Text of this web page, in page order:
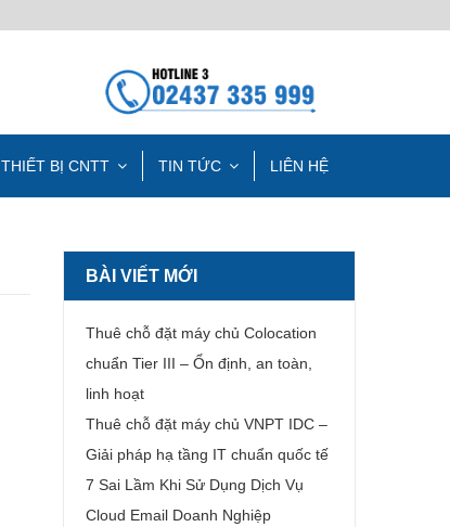
THIẾT BỊ CNTT TIN TỨC LIÊN HỆ
BÀI VIẾT MỚI
Thuê chỗ đặt máy chủ Colocation
chuẩn Tier III – Ổn định, an toàn,
linh hoạt
Thuê chỗ đặt máy chủ VNPT IDC –
Giải pháp hạ tầng IT chuẩn quốc tế
7 Sai Lầm Khi Sử Dụng Dịch Vụ
Cloud Email Doanh Nghiệp